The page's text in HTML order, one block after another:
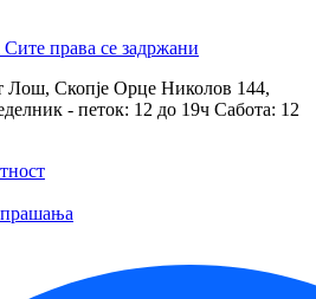
Сите права се задржани
Лош, Скопје Орце Николов 144,
- петок: 12 до 19ч Сабота: 12
прашања